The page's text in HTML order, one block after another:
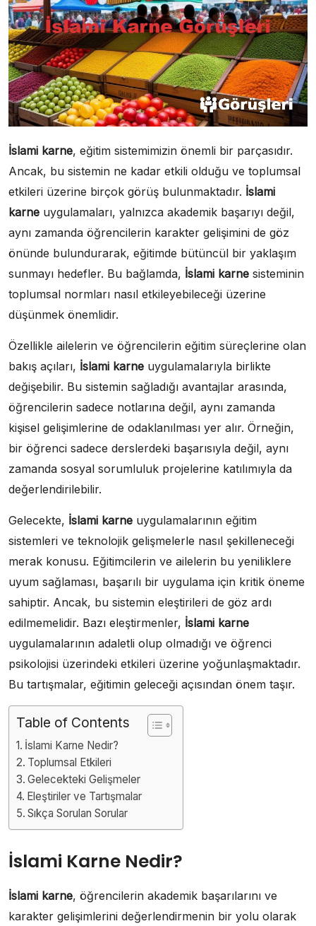
İslami karne, eğitim sistemimizin önemli bir parçasıdır.
Ancak, bu sistemin ne kadar etkili olduğu ve toplumsal
etkileri üzerine birçok görüş bulunmaktadır. İslami
karne uygulamaları, yalnızca akademik başarıyı değil,
aynı zamanda öğrencilerin karakter gelişimini de göz
önünde bulundurarak, eğitimde bütüncül bir yaklaşım
sunmayı hedefler. Bu bağlamda, İslami karne sisteminin
toplumsal normları nasıl etkileyebileceği üzerine
düşünmek önemlidir.
Özellikle ailelerin ve öğrencilerin eğitim süreçlerine olan
bakış açıları, İslami karne uygulamalarıyla birlikte
değişebilir. Bu sistemin sağladığı avantajlar arasında,
öğrencilerin sadece notlarına değil, aynı zamanda
kişisel gelişimlerine de odaklanılması yer alır. Örneğin,
bir öğrenci sadece derslerdeki başarısıyla değil, aynı
zamanda sosyal sorumluluk projelerine katılımıyla da
değerlendirilebilir.
Gelecekte, İslami karne uygulamalarının eğitim
sistemleri ve teknolojik gelişmelerle nasıl şekilleneceği
merak konusu. Eğitimcilerin ve ailelerin bu yeniliklere
uyum sağlaması, başarılı bir uygulama için kritik öneme
sahiptir. Ancak, bu sistemin eleştirileri de göz ardı
edilmemelidir. Bazı eleştirmenler, İslami karne
uygulamalarının adaletli olup olmadığı ve öğrenci
psikolojisi üzerindeki etkileri üzerine yoğunlaşmaktadır.
Bu tartışmalar, eğitimin geleceği açısından önem taşır.
Table of Contents
İslami Karne Nedir?
Toplumsal Etkileri
Gelecekteki Gelişmeler
Eleştiriler ve Tartışmalar
Sıkça Sorulan Sorular
İslami Karne Nedir?
İslami karne, öğrencilerin akademik başarılarını ve
karakter gelişimlerini değerlendirmenin bir yolu olarak